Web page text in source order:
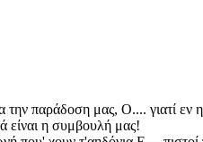
παράδοση μας, Ο.... γιατί εν
είναι η συμβουλή μας!